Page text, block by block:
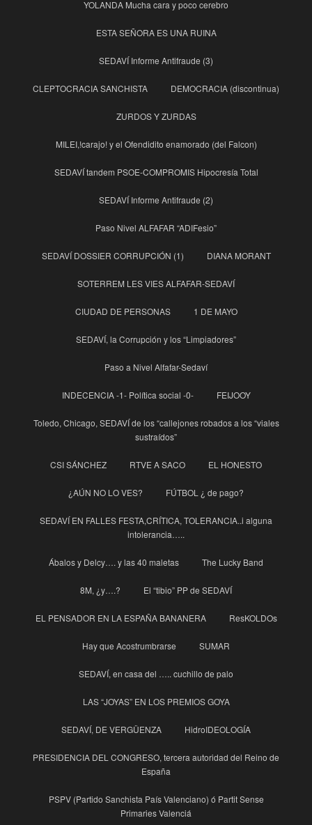
YOLANDA Mucha cara y poco cerebro
ESTA SEÑORA ES UNA RUINA
SEDAVÍ Informe Antifraude (3)
CLEPTOCRACIA SANCHISTA DEMOCRACIA (discontinua)
ZURDOS Y ZURDAS
MILEI,!carajo! y el Ofendidito enamorado (del Falcon)
SEDAVÍ tandem PSOE-COMPROMIS Hipocresía Total
SEDAVÍ Informe Antifraude (2)
Paso Nivel ALFAFAR “ADIFesio”
SEDAVÍ DOSSIER CORRUPCIÓN (1) DIANA MORANT
SOTERREM LES VIES ALFAFAR-SEDAVÍ
CIUDAD DE PERSONAS 1 DE MAYO
SEDAVÍ, la Corrupción y los “Limpiadores”
Paso a Nivel Alfafar-Sedaví
INDECENCIA -1- Política social -0- FEIJOOY
Toledo, Chicago, SEDAVÍ de los “callejones robados a los “viales
sustraídos”
CSI SÁNCHEZ RTVE A SACO EL HONESTO
¿AÚN NO LO VES? FÚTBOL ¿ de pago?
SEDAVÍ EN FALLES FESTA,CRÍTICA, TOLERANCIA..i alguna
intolerancia…..
Ábalos y Delcy…. y las 40 maletas The Lucky Band
8M, ¿y….? El “tibio” PP de SEDAVÍ
EL PENSADOR EN LA ESPAÑA BANANERA ResKOLDOs
Hay que Acostrumbrarse SUMAR
SEDAVÍ, en casa del ….. cuchillo de palo
LAS “JOYAS” EN LOS PREMIOS GOYA
SEDAVÍ, DE VERGÜENZA HidroIDEOLOGÍA
PRESIDENCIA DEL CONGRESO, tercera autoridad del Reino de
España
PSPV (Partido Sanchista País Valenciano) ó Partit Sense
Primaries Valenciá